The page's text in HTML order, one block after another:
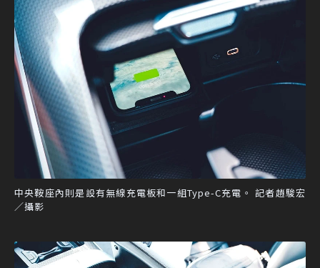
中央鞍座內則是設有無線充電板和一組Type-C充電。 記者趙駿宏
／攝影